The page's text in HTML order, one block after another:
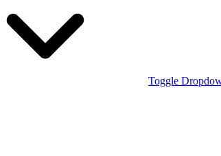
Toggle